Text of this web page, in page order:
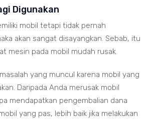
Digunakan
mobil tetapi tidak pernah
akan sangat disayangkan. Sebab, itu
mesin pada mobil mudah rusak.
yang muncul karena mobil yang
Daripada Anda merusak mobil
mendapatkan pengembalian dana
yang pas, lebih baik jika melakukan